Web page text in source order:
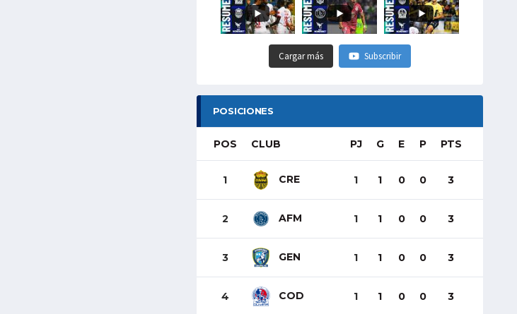
Cargar más Subscribir
POSICIONES
POS CLUB PJ G E P PTS
1 CRE 1 1 0 0 3
2 AFM 1 1 0 0 3
3 GEN 1 1 0 0 3
4 COD 1 1 0 0 3